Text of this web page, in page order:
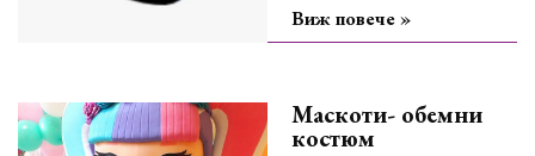
Виж повече »
Маскоти- обемни
костюм